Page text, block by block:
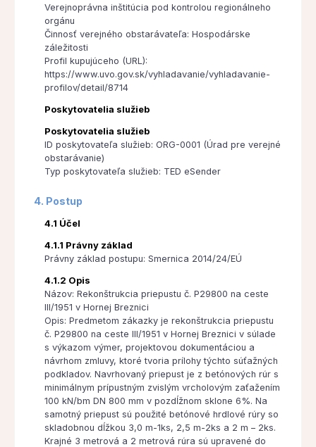
Verejnoprávna inštitúcia pod kontrolou regionálneho
orgánu
Činnosť verejného obstarávateľa: Hospodárske
záležitosti
Profil kupujúceho (URL):
https://www.uvo.gov.sk/vyhladavanie/vyhladavanie-
profilov/detail/8714
Poskytovatelia služieb
Poskytovatelia služieb
ID poskytovateľa služieb: ORG-0001 (Úrad pre verejné
obstarávanie)
Typ poskytovateľa služieb: TED eSender
4. Postup
4.1 Účel
4.1.1 Právny základ
Právny základ postupu: Smernica 2014/24/EÚ
4.1.2 Opis
Názov: Rekonštrukcia priepustu č. P29800 na ceste
III/1951 v Hornej Breznici
Opis: Predmetom zákazky je rekonštrukcia priepustu
č. P29800 na ceste III/1951 v Hornej Breznici v súlade
s výkazom výmer, projektovou dokumentáciou a
návrhom zmluvy, ktoré tvoria prílohy týchto súťažných
podkladov. Navrhovaný priepust je z betónových rúr s
minimálnym prípustným zvislým vrcholovým zaťažením
100 kN/bm DN 800 mm v pozdĺžnom sklone 6%. Na
samotný priepust sú použité betónové hrdlové rúry so
skladobnou dĺžkou 3,0 m-1ks, 2,5 m-2ks a 2 m – 2ks.
Krajné 3 metrová a 2 metrová rúra sú upravené do